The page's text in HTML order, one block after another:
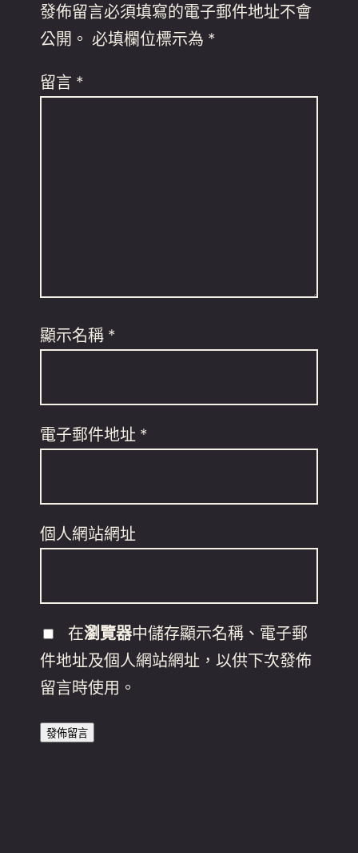
發佈留言必須填寫的電子郵件地址不會
公開。 必填欄位標示為 *
留言 *
顯示名稱 *
電子郵件地址 *
個人網站網址
在瀏覽器中儲存顯示名稱、電子郵
件地址及個人網站網址，以供下次發佈
留言時使用。